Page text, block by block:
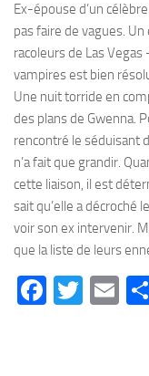
Ex-épouse d’un
pas faire de vagues.
racoleurs de Las
vampires est bien
Une nuit torride en
des plans de Gwenna.
rencontré le séduisant
n’a fait que grandir.
cette liaison, il est
sait qu’elle a décroché
voir son ex intervenir.
que la liste de leurs